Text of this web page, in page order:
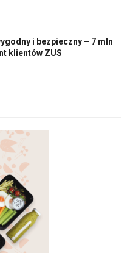
i bezpieczny – 7 mln
klientów ZUS